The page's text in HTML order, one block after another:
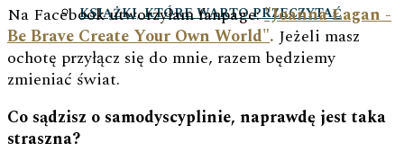
KSIĄŻKI, KTÓRE WARTO PRZECZYTAĆ
Na Facebook utworzyłam fanpage:"Joanna Łagan -
Be Brave Create Your Own World". Jeżeli masz
ochotę przyłącz się do mnie, razem będziemy
zmieniać świat.
Co sądzisz o samodyscyplinie, naprawdę jest taka
straszna?